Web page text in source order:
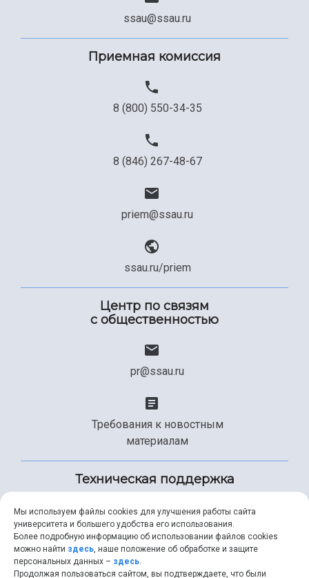
ssau@ssau.ru
Приемная комиссия
8 (800) 550-34-35
8 (846) 267-48-67
priem@ssau.ru
ssau.ru/priem
Центр по связям
с общественностью
pr@ssau.ru
Требования к новостным
материалам
Техническая поддержка
+7 (846) 267-49-99
Мы используем файлы cookies для улучшения работы сайта
университета и большего удобства его использования.
Более подробную информацию об использовании файлов cookies
можно найти здесь, наше положение об обработке и защите
персональных данных – здесь.
Продолжая пользоваться сайтом, вы подтверждаете, что были